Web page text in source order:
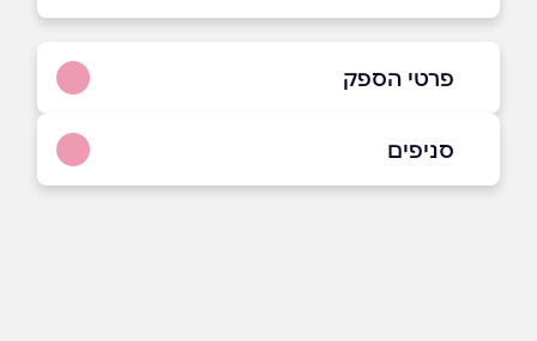
פרטי הספק
באתר בפייסבוק
באינסטגרם
סניפים